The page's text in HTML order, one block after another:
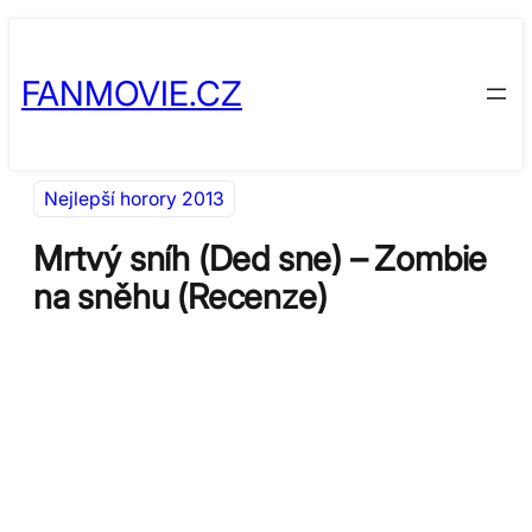
obsah
content
FANMOVIE.CZ
Nejlepší horory 2013
Mrtvý sníh (Ded sne) – Zombie
na sněhu (Recenze)